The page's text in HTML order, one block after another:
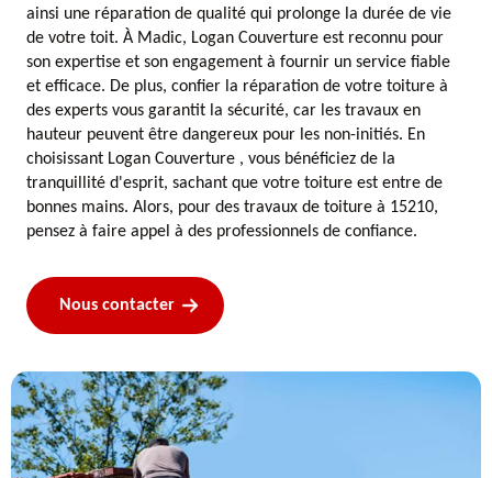
ainsi une réparation de qualité qui prolonge la durée de vie
de votre toit. À Madic, Logan Couverture est reconnu pour
son expertise et son engagement à fournir un service fiable
et efficace. De plus, confier la réparation de votre toiture à
des experts vous garantit la sécurité, car les travaux en
hauteur peuvent être dangereux pour les non-initiés. En
choisissant Logan Couverture , vous bénéficiez de la
tranquillité d'esprit, sachant que votre toiture est entre de
bonnes mains. Alors, pour des travaux de toiture à 15210,
pensez à faire appel à des professionnels de confiance.
Nous contacter